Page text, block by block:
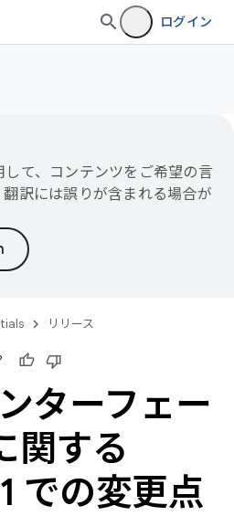
ログイン
て、コンテンツをご希望の言
訳には誤りが含まれる場合が
リリース
ターフェー
関する
での変更点